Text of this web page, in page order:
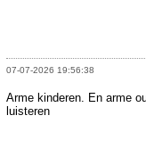
07-07-2026 19:56:38
Arme kinderen. En arme
luisteren